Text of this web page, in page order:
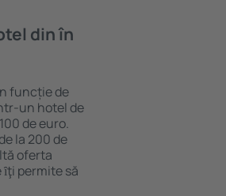
din în
funcție de
un hotel de
de euro.
la 200 de
oferta
ȋţi permite să